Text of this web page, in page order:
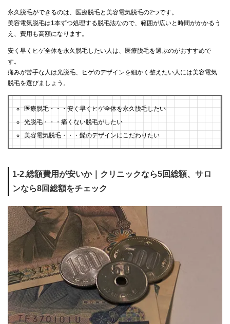
永久脱毛ができるのは、医療脱毛と美容電気脱毛の2つです。
美容電気脱毛は1本ずつ処理する脱毛法なので、範囲が広いと時間がかかるう
え、費用も高額になります。
安く早くヒゲ全体を永久脱毛したい人は、医療脱毛を選ぶのがおすすめで
す。
痛みが苦手な人は光脱毛、ヒゲのデザインを細かく整えたい人には美容電気
脱毛を選びましょう。
医療脱毛・・・安く早くヒゲ全体を永久脱毛したい
光脱毛・・・痛くない脱毛がしたい
美容電気脱毛・・・髭のデザインにこだわりたい
1-2.総額費用が安いか｜クリニックなら5回総額、サロ
ンなら8回総額をチェック